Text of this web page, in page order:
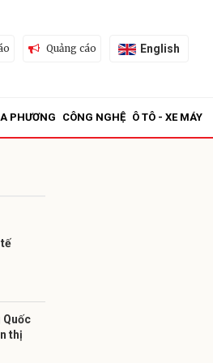
Quảng cáo English
PHƯƠNG CÔNG NGHỆ Ô TÔ - XE MÁY
Quốc
thị